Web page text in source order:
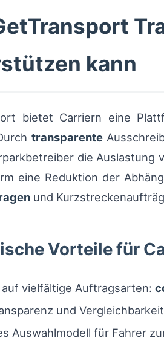
kann
bietet Carriern eine
transparente
die Auslastung
eine Reduktion der
und
Vorteile für
vielfältige Auftragsarten:
und
Auswahlmodell für Fahrer